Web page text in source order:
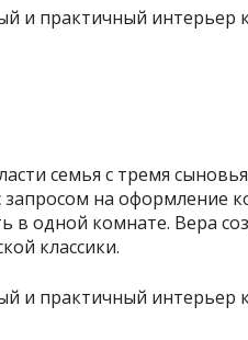
семья с тремя
на оформление
в одной комнате. Вера
классики.